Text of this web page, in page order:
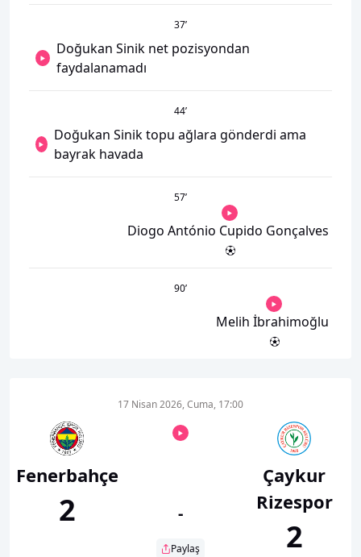
37’
Doğukan Sinik net pozisyondan
faydalanamadı
44’
Doğukan Sinik topu ağlara gönderdi ama
bayrak havada
57’
Diogo António Cupido Gonçalves
90’
Melih İbrahimoğlu
Fenerbahçe
2
17 Nisan 2026, Cuma, 17:00
-
Paylaş
Çaykur
Rizespor
2